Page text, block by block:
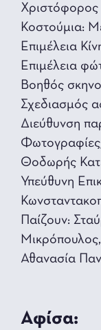
Κοστούμια:
Επιμέλεια
Επιμέλεια
Βοηθός
Σχεδιασμός
Διεύθυνση
Θοδωρής
Υπεύθυνη
Παίζουν:
Αθανασία
Αφίσα: